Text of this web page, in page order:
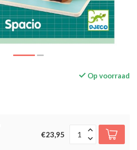
Op voorraad
€23,95